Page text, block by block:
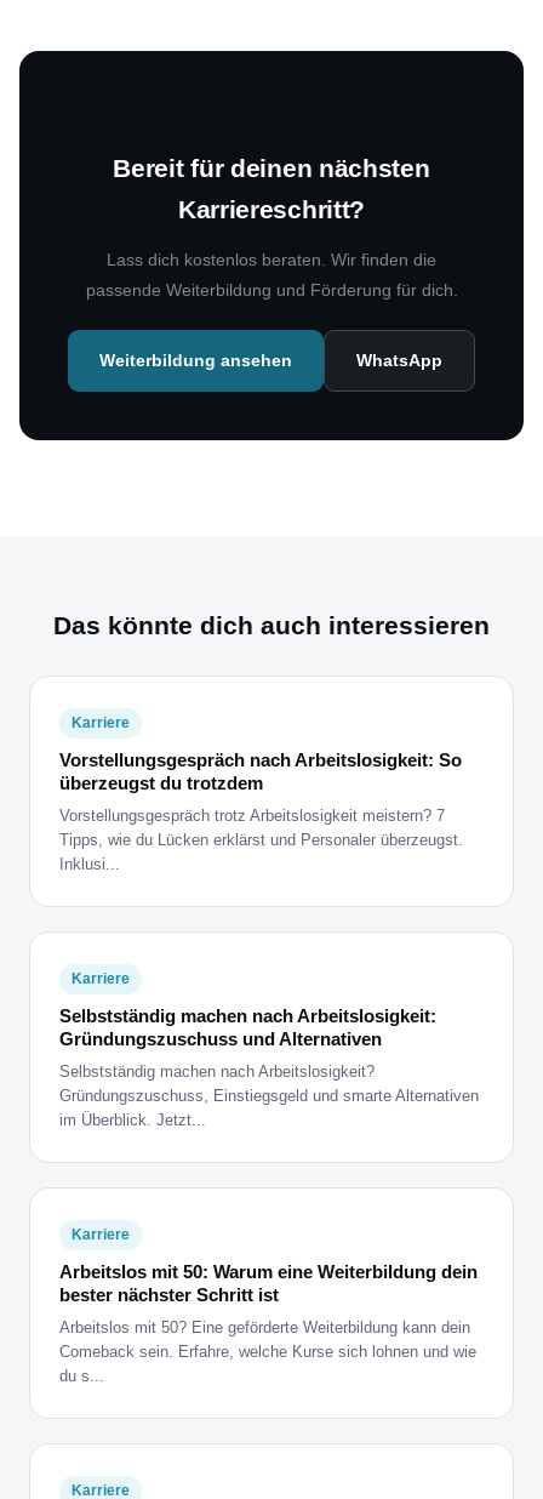
Bereit für deinen nächsten
Karriereschritt?
Lass dich kostenlos beraten. Wir finden die
passende Weiterbildung und Förderung für dich.
Weiterbildung ansehen WhatsApp
Das könnte dich auch interessieren
Karriere
Vorstellungsgespräch nach Arbeitslosigkeit: So
überzeugst du trotzdem
Vorstellungsgespräch trotz Arbeitslosigkeit meistern? 7
Tipps, wie du Lücken erklärst und Personaler überzeugst.
Inklusi...
Karriere
Selbstständig machen nach Arbeitslosigkeit:
Gründungszuschuss und Alternativen
Selbstständig machen nach Arbeitslosigkeit?
Gründungszuschuss, Einstiegsgeld und smarte Alternativen
im Überblick. Jetzt...
Karriere
Arbeitslos mit 50: Warum eine Weiterbildung dein
bester nächster Schritt ist
Arbeitslos mit 50? Eine geförderte Weiterbildung kann dein
Comeback sein. Erfahre, welche Kurse sich lohnen und wie
du s...
Karriere